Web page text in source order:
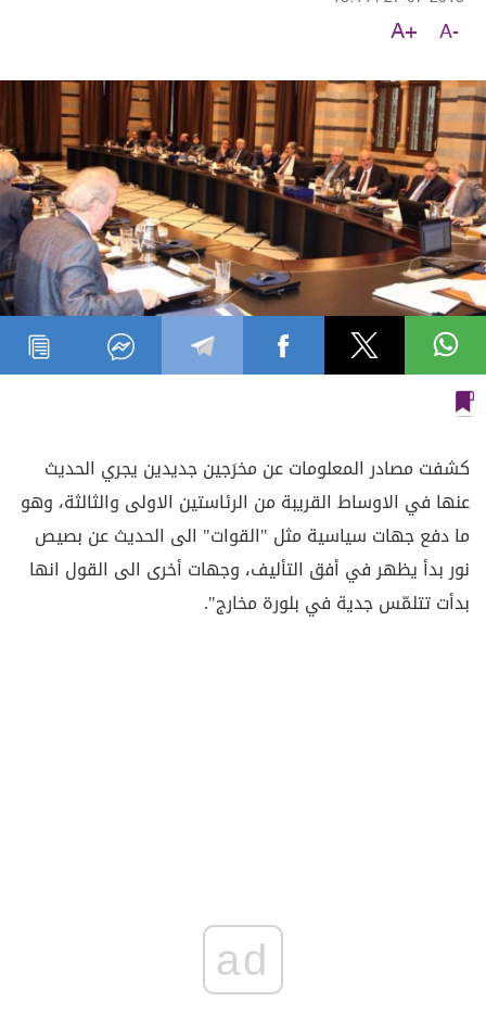
A-
A+
كشفت مصادر المعلومات عن مخرَجين جديدين يجري الحديث
عنها في الاوساط القريبة من الرئاستين الاولى والثالثة، وهو
ما دفع جهات سياسية مثل "القوات" الى الحديث عن بصيص
نور بدأ يظهر في أفق التأليف، وجهات أخرى الى القول انها
بدأت تتلمّس جدية في بلورة مخارج".
ad